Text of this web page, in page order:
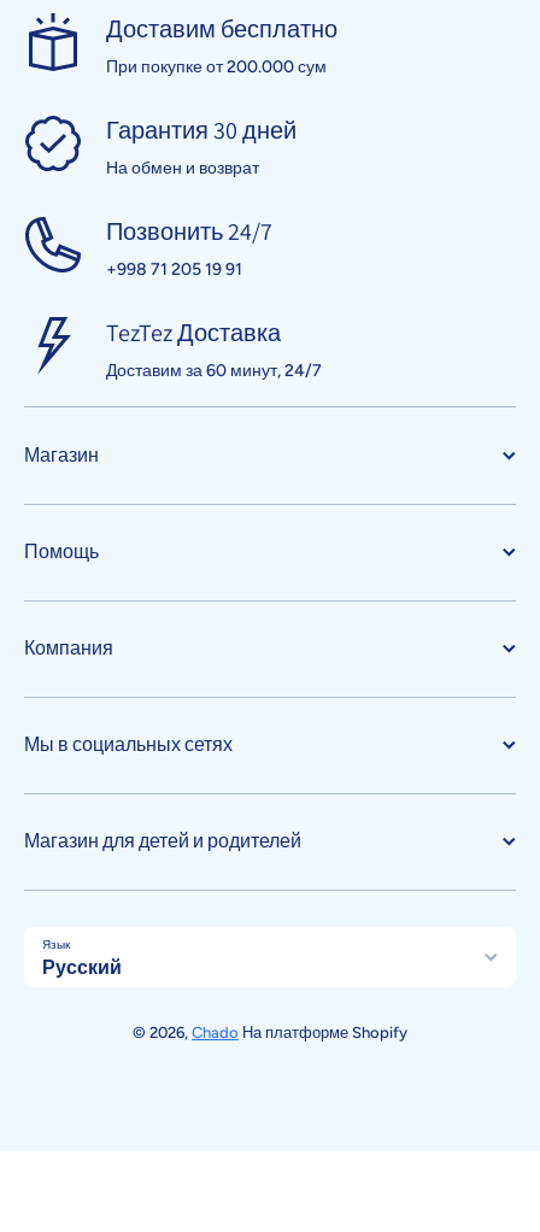
Доставим бесплатно
При покупке от 200.000 сум
Гарантия 30 дней
На обмен и возврат
Позвонить 24/7
+998 71 205 19 91
TezTez Доставка
Доставим за 60 минут, 24/7
Магазин
Помощь
Компания
Мы в социальных сетях
Магазин для детей и родителей
Язык
Русский
© 2026, Chado На платформе Shopify